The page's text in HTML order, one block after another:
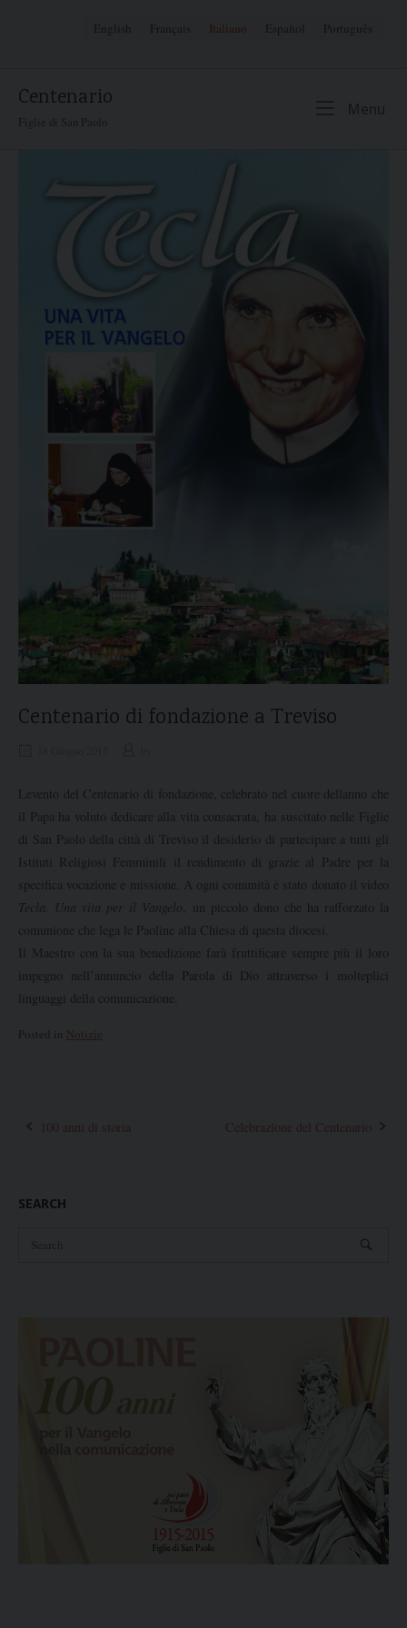
English Français Italiano Español Português
Centenario
Figlie di San Paolo
Centenario di fondazione a Treviso
Levento del Centenario di fondazione, celebrato nel cuore dellanno che
il Papa ha voluto dedicare alla vita consacrata, ha suscitato nelle Figlie
di San Paolo della città di Treviso il desiderio di partecipare a tutti gli
Istituti Religiosi Femminili il rendimento di grazie al Padre per la
specifica vocazione e missione. A ogni comunità è stato donato il video
Tecla. Una vita per il Vangelo , un piccolo dono che ha rafforzato la
comunione che lega le Paoline alla Chiesa di questa diocesi.
Il Maestro con la sua benedizione farà fruttificare sempre più il loro
impegno nell’annuncio della Parola di Dio attraverso i molteplici
linguaggi della comunicazione.
Posted in Notizie
Post100 anni di storia Celebrazione del Centenario
SEARCH